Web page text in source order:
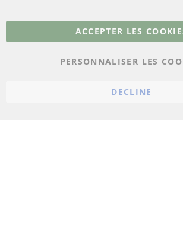
Plus de liens
Conditions générales
ACCEPTER LES
PERSONNALISER LES
DECLINE